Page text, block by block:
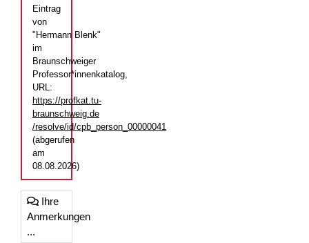
Eintrag
von
"Hermann Blenk"
im
Braunschweiger
Professor*innenkatalog,
URL:
https://profkat.tu-
braunschweig.de
/resolve/id/cpb_person_00000041
(abgerufen
am
08.08.2026)
Ihre
Anmerkungen
...